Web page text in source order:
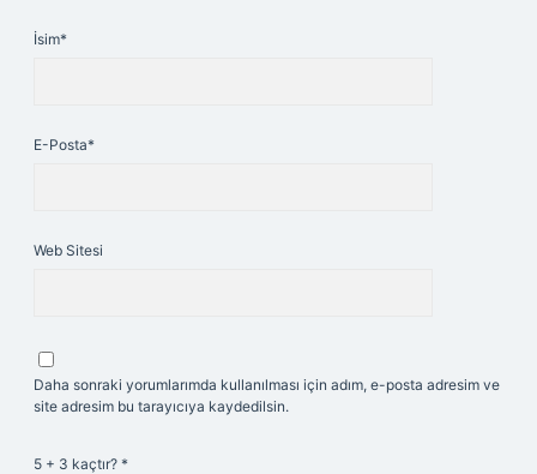
İsim*
E-Posta*
Web Sitesi
Daha sonraki yorumlarımda kullanılması için adım, e-posta adresim ve
site adresim bu tarayıcıya kaydedilsin.
5 + 3 kaçtır? *